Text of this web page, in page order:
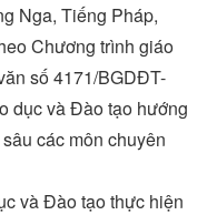
Nga, Tiếng Pháp,
Chương trình giáo
số 4171/BGDĐT-
dục và Đào tạo hướng
các môn chuyên
và Đào tạo thực hiện